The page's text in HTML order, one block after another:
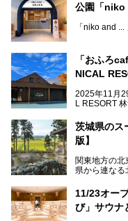
公園「niko
「niko and
茨城県水戸
プンを迎え
この記事では
施設を体験し
「おふろ
NICAL
2025年11月
L RESORT
験型リゾート
café りんね
してきました
茨城県のス
版】
関東地方の北
県から連なる
に日立や大洗
と、同じ県内
11/23オー
び」サウナ